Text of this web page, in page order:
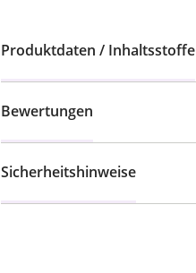
Produktdaten / Inhaltsstoffe
Bewertungen
Sicherheitshinweise